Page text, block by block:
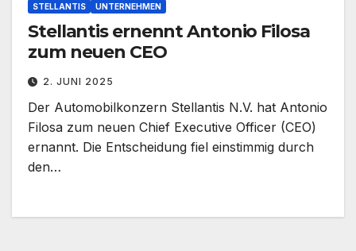
STELLANTIS UNTERNEHMEN
Stellantis ernennt Antonio Filosa
zum neuen CEO
2. JUNI 2025
Der Automobilkonzern Stellantis N.V. hat Antonio
Filosa zum neuen Chief Executive Officer (CEO)
ernannt. Die Entscheidung fiel einstimmig durch
den…